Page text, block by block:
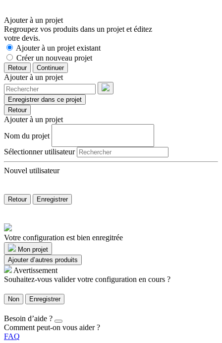
Ajouter à un projet
Regroupez vos produits dans un projet et éditez
votre devis.
Ajouter à un projet existant
Créer un nouveau projet
Retour Continuer
Ajouter à un projet
Enregistrer dans ce projet
Retour
Ajouter à un projet
Nom du projet
Sélectionner utilisateur
Nouvel utilisateur
Retour Enregistrer
Votre configuration est bien enregitrée
Mon projet
Ajouter d’autres produits
Avertissement
Souhaitez-vous valider votre configuration en cours ?
Non Enregistrer
Besoin d’aide ?
Comment peut-on vous aider ?
FAQ